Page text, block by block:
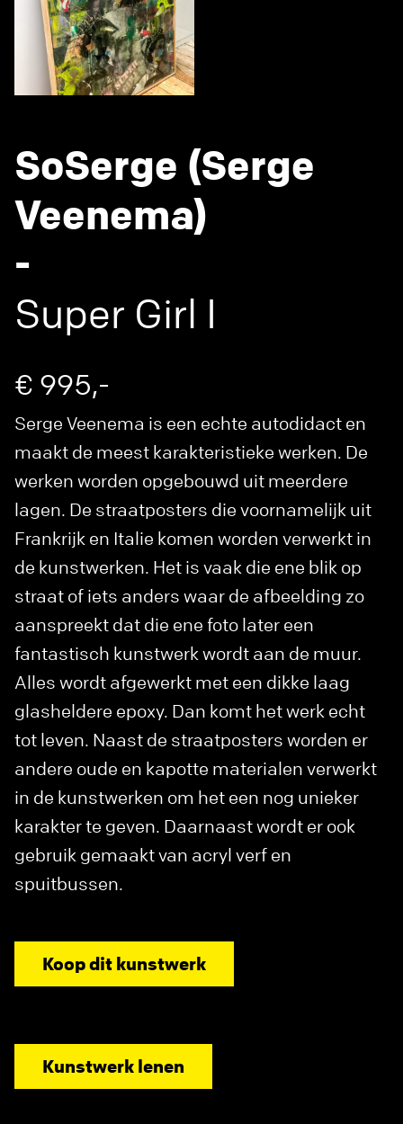
SoSerge (Serge
Veenema)
-
Super Girl I
€ 995,-
Serge Veenema is een echte autodidact en
maakt de meest karakteristieke werken. De
werken worden opgebouwd uit meerdere
lagen. De straatposters die voornamelijk uit
Frankrijk en Italie komen worden verwerkt in
de kunstwerken. Het is vaak die ene blik op
straat of iets anders waar de afbeelding zo
aanspreekt dat die ene foto later een
fantastisch kunstwerk wordt aan de muur.
Alles wordt afgewerkt met een dikke laag
glasheldere epoxy. Dan komt het werk echt
tot leven. Naast de straatposters worden er
andere oude en kapotte materialen verwerkt
in de kunstwerken om het een nog unieker
karakter te geven. Daarnaast wordt er ook
gebruik gemaakt van acryl verf en
spuitbussen.
Koop dit kunstwerk
Kunstwerk lenen